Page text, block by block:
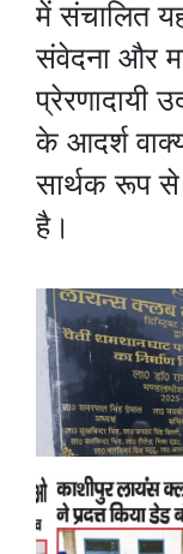
में संचालित
संवेदना और
प्रेरणादायी
के आदर्श
सार्थक रूप से
है।